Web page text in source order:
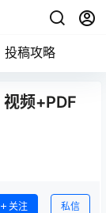
投稿攻略
频+PDF
关注 私信